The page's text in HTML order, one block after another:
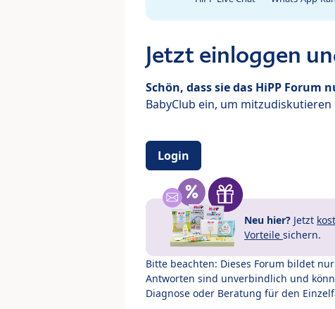
Jetzt einloggen
Schön, dass sie das HiPP Forum
BabyClub ein, um
Login
Neu hier? Jetzt
Vorteile sichern.
Bitte beachten: Dieses Forum bildet
Antworten sind unverbindlich und
Diagnose oder Beratung für den